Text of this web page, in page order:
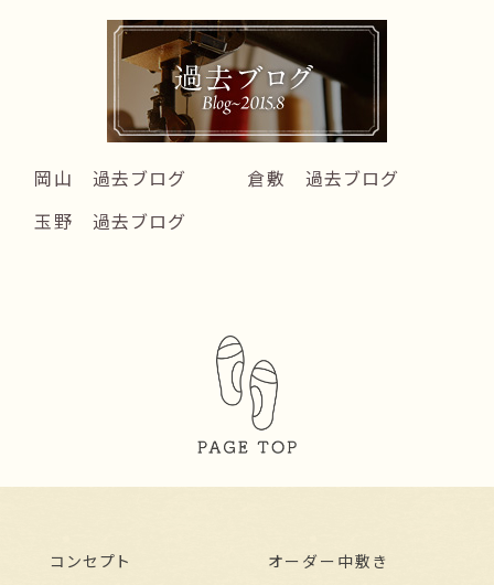
岡山 過去ブログ
倉敷 過去ブログ
玉野 過去ブログ
コンセプト オーダー中敷き